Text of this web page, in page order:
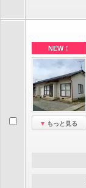
NEW！
もっと見る